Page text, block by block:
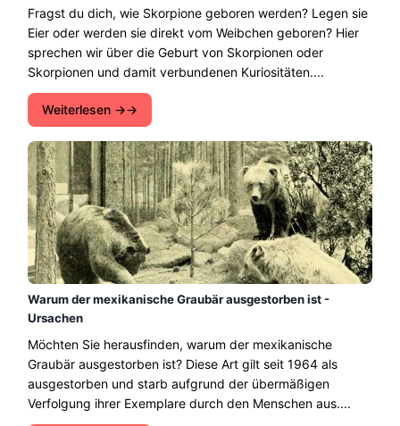
Fragst du dich, wie Skorpione geboren werden? Legen sie
Eier oder werden sie direkt vom Weibchen geboren? Hier
sprechen wir über die Geburt von Skorpionen oder
Skorpionen und damit verbundenen Kuriositäten....
Weiterlesen →
Warum der mexikanische Graubär ausgestorben ist -
Ursachen
Möchten Sie herausfinden, warum der mexikanische
Graubär ausgestorben ist? Diese Art gilt seit 1964 als
ausgestorben und starb aufgrund der übermäßigen
Verfolgung ihrer Exemplare durch den Menschen aus....